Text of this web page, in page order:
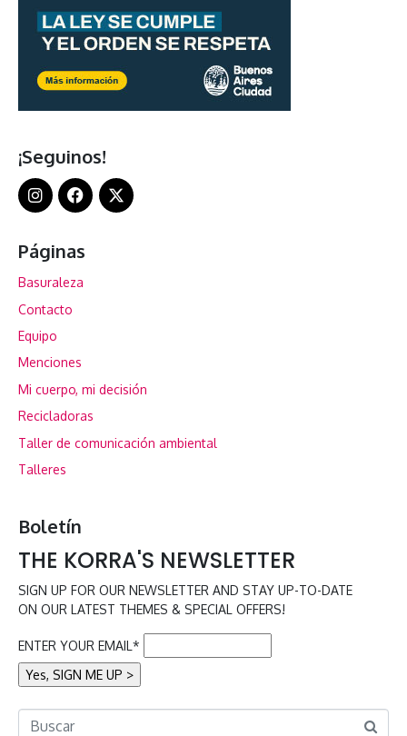
¡Seguinos!
Páginas
Basuraleza
Contacto
Equipo
Menciones
Mi cuerpo, mi decisión
Recicladoras
Taller de comunicación ambiental
Talleres
Boletín
THE KORRA'S NEWSLETTER
SIGN UP FOR OUR NEWSLETTER AND STAY UP-TO-DATE
ON OUR LATEST THEMES & SPECIAL OFFERS!
ENTER YOUR EMAIL*